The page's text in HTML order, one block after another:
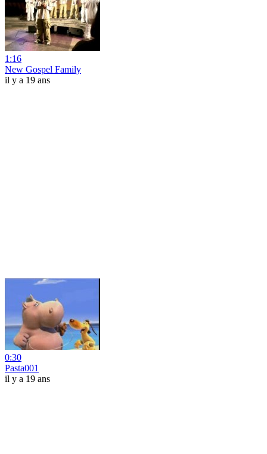
1:16
New Gospel Family
il y a 19 ans
0:30
Pasta001
il y a 19 ans